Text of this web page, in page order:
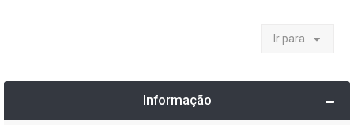
Ir para
Informação